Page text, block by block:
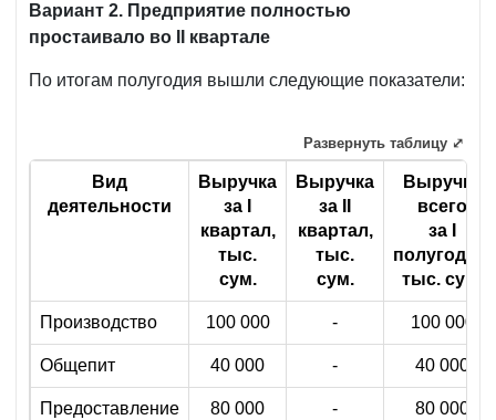
Вариант 2. Предприятие полностью
простаивало во
квартале
По итогам полугодия вышли следующие показатели:
Вид
деятельности
Выручка
за
квартал,
тыс.
сум.
Выручка
за
квартал,
тыс.
сум.
Выручка
всего
за
полугодие,
тыс. сум.
Производство 100 000 - 100 000
Общепит 40 000 - 40 000
Предоставление
80 000 - 80 000
Развернуть таблицу ⤢